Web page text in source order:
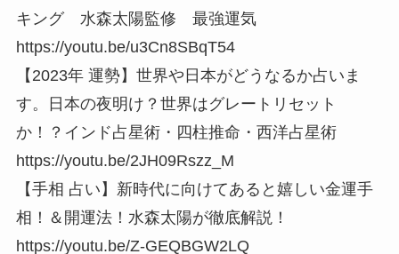
キング 水森太陽監修 最強運気
https://youtu.be/u3Cn8SBqT54
【2023年 運勢】世界や日本がどうなるか占いま
す。日本の夜明け？世界はグレートリセット
か！？インド占星術・四柱推命・西洋占星術
https://youtu.be/2JH09Rszz_M
【手相 占い】新時代に向けてあると嬉しい金運手
相！＆開運法！水森太陽が徹底解説！
https://youtu.be/Z-GEQBGW2LQ